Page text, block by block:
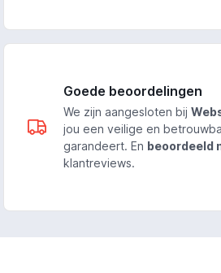
Goede beoordelingen
We zijn aangesloten bij
jou een veilige en
garandeert. En beoordeeld
klantreviews.